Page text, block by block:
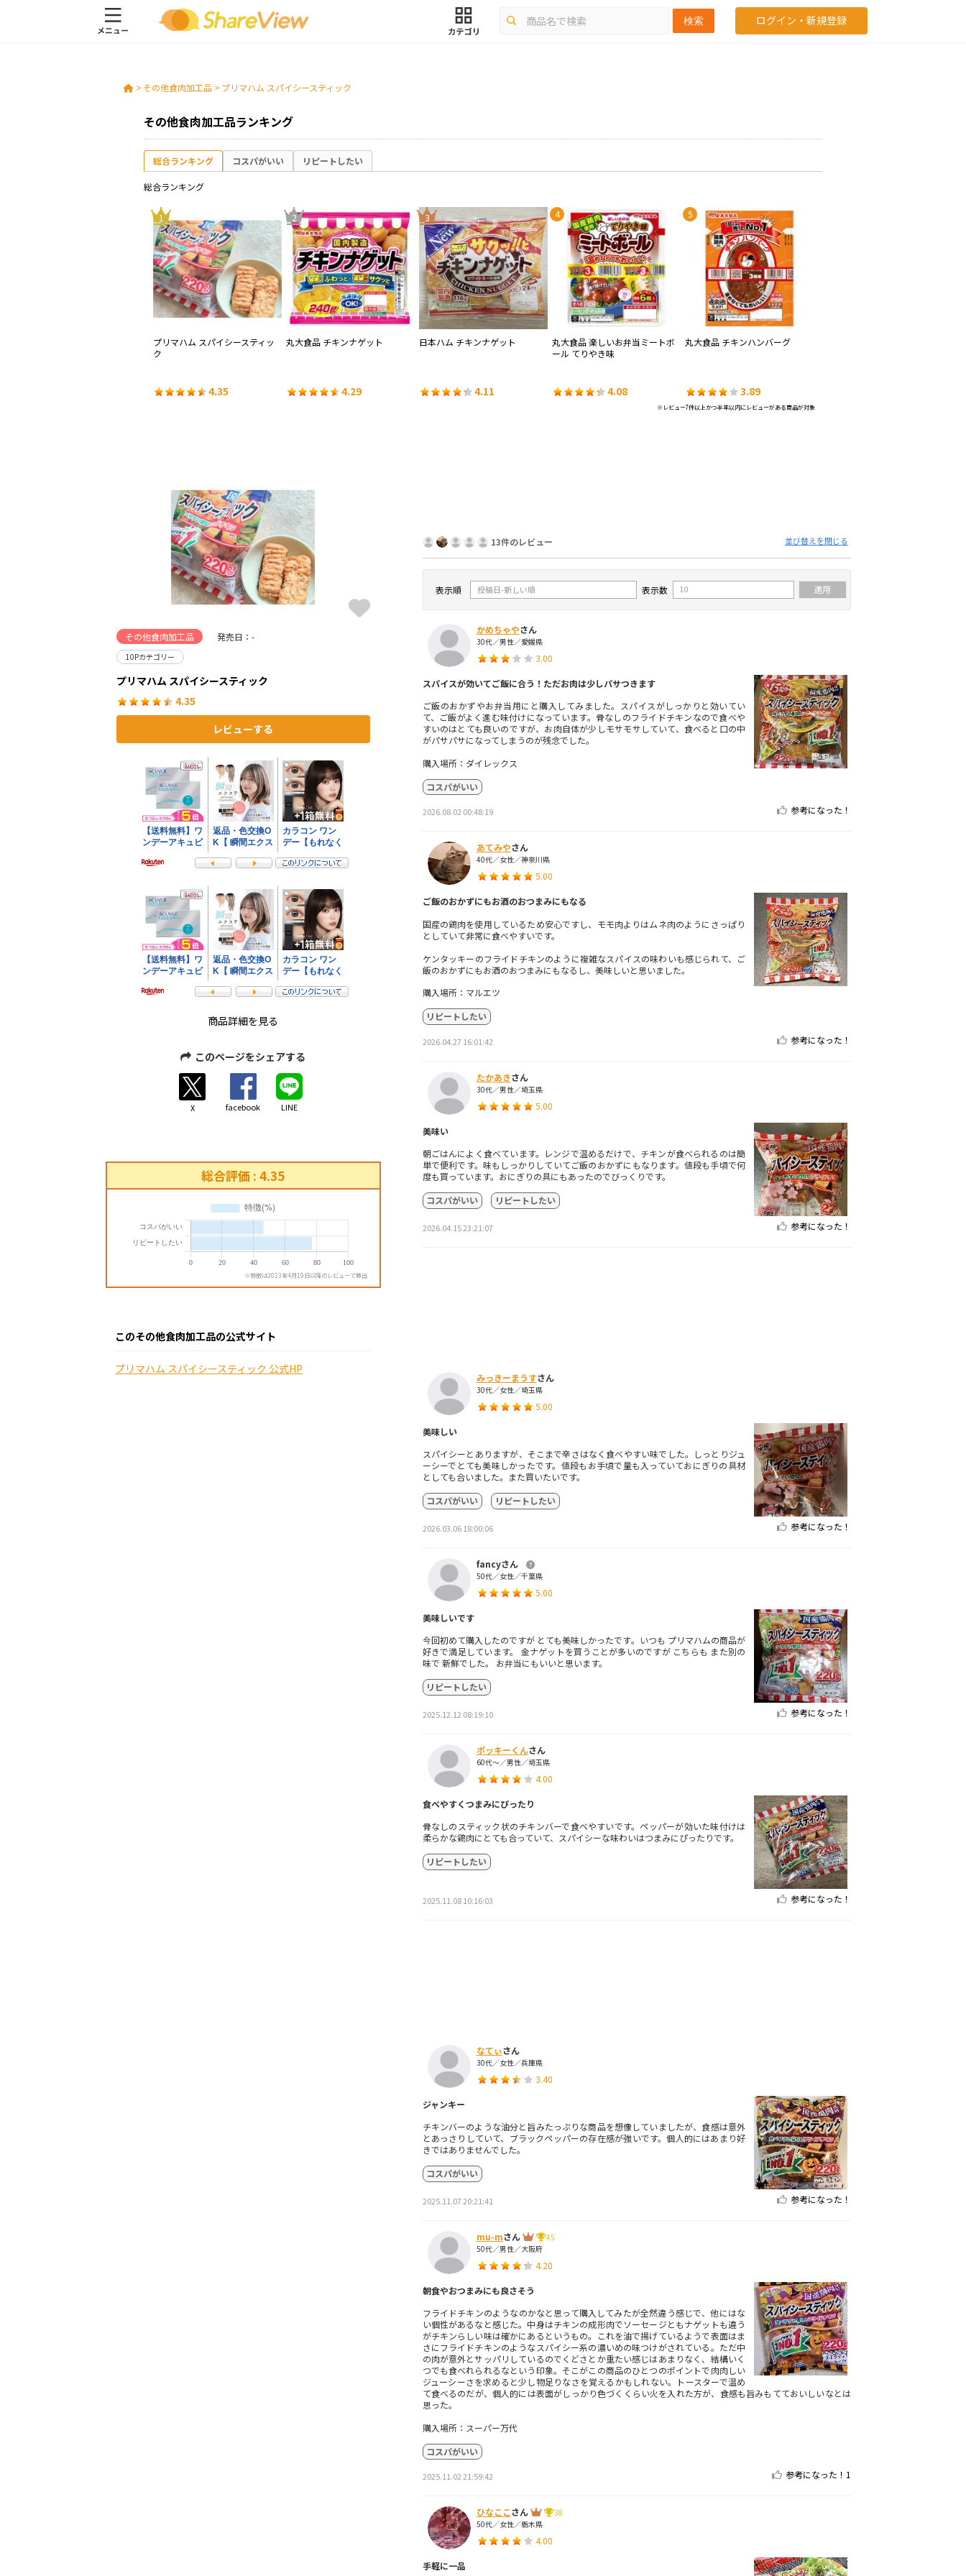
検索 ログイン・新規登録
> その他食肉加工品 > プリマハム スパイシースティック
その他食肉加工品ランキング
総合ランキング コスパがいい リピートしたい
総合ランキング
1
プリマハム スパイシースティッ
ク
4.35
2
丸大食品 チキンナゲット
4.29
3
日本ハム チキンナゲット
4.11
4
丸大食品 楽しいお弁当ミートボ
ール てりやき味
4.08
5
丸大食品 チキンハンバーグ
3.89
※レビュー7件以上かつ半年以内にレビューがある商品が対象
その他食肉加工品 発売日：-
10Pカテゴリー
プリマハム スパイシースティック
4.35
レビューする
商品詳細を見る
13件のレビュー 並び替えを閉じる
表示順 表示数
かめちゃやさん
30代／男性／愛媛県
3.00
スパイスが効いてご飯に合う！ただお肉は少しパサつきます
ご飯のおかずやお弁当用にと購入してみました。スパイスがしっかりと効いてい
て、ご飯がよく進む味付けになっています。骨なしのフライドチキンなので食べや
すいのはとても良いのですが、お肉自体が少しモサモサしていて、食べると口の中
がパサパサになってしまうのが残念でした。
購入場所：ダイレックス
コスパがいい
2026.08.02 00:48:19 参考になった！
あてみやさん
40代／女性／神奈川県
5.00
ご飯のおかずにもお酒のおつまみにもなる
国産の鶏肉を使用しているため安心ですし、モモ肉よりはムネ肉のようにさっぱり
としていて非常に食べやすいです。
ケンタッキーのフライドチキンのように複雑なスパイスの味わいも感じられて、ご
飯のおかずにもお酒のおつまみにもなるし、美味しいと思いました。
購入場所：マルエツ
リピートしたい
2026.04.27 16:01:42 参考になった！
たかあきさん
30代／男性／埼玉県
5.00
美味い
朝ごはんによく食べています。レンジで温めるだけで、チキンが食べられるのは簡
単で便利です。味もしっかりしていてご飯のおかずにもなります。値段も手頃で何
度も買っています。おにぎりの具にもあったのでびっくりです。
コスパがいい
リピートしたい
2026.04.15 23:21:07 参考になった！
みっきーまうすさん
30代／女性／埼玉県
5.00
美味しい
スパイシーとありますが、そこまで辛さはなく食べやすい味でした。しっとりジュ
ーシーでとても美味しかったです。値段もお手頃で量も入っていておにぎりの具材
としても合いました。また買いたいです。
コスパがいい
リピートしたい
2026.03.06 18:00:06 参考になった！
fancyさん
50代／女性／千葉県
5.00
美味しいです
今回初めて購入したのですが とても美味しかったです。いつも プリマハムの商品が
好きで満足しています。 金ナゲットを買うことが多いのですが こちらも また別の
味で 新鮮でした。 お弁当にもいいと思います。
リピートしたい
2025.12.12 08:19:10 参考になった！
ポッキーくんさん
60代～／男性／埼玉県
4.00
食べやすくつまみにぴったり
骨なしのスティック状のチキンバーで食べやすいです。ペッパーが効いた味付けは
柔らかな鶏肉にとても合っていて、スパイシーな味わいはつまみにぴったりです。
リピートしたい
2025.11.08 10:16:03 参考になった！
なてぃさん
30代／女性／兵庫県
3.40
ジャンキー
チキンバーのような油分と旨みたっぷりな商品を想像していましたが、食感は意外
とあっさりしていて、ブラックペッパーの存在感が強いです。個人的にはあまり好
きではありませんでした。
コスパがいい
2025.11.07 20:21:41 参考になった！
mu-mさん
45
50代／男性／大阪府
4.20
朝食やおつまみにも良さそう
フライドチキンのようなのかなと思って購入してみたが全然違う感じで、他にはな
い個性があるなと感じた。中身はチキンの成形肉でソーセージともナゲットも違う
がチキンらしい味は確かにあるというもの。これを油で揚げているようで表面はま
さにフライドチキンのようなスパイシー系の濃いめの味つけがされている。ただ中
の肉が意外とサッパリしているのでくどさとか重たい感じはあまりなく、結構いく
つでも食べれられるなという印象。そこがこの商品のひとつのポイントで肉肉しい
ジューシーさを求めると少し物足りなさを覚えるかもしれない。トースターで温め
て食べるのだが、個人的には表面がしっかり色づくくらい火を入れた方が、食感も旨みもてておいしいなとは
思った。
購入場所：スーパー万代
コスパがいい
2025.11.02 21:59:42 参考になった！ 1
ひなここさん
38
50代／女性／栃木県
4.00
手軽に一品
このページをシェアする
X facebook LINE
総合評価 : 4.35
※特徴は2023年4月19日以降のレビューで算出
このその他食肉加工品の公式サイト
プリマハム スパイシースティック 公式HP